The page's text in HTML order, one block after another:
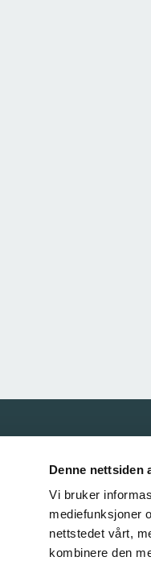
Denne nettsiden
Vi bruker
mediefunksjoner
nettstedet vårt,
kombinere den